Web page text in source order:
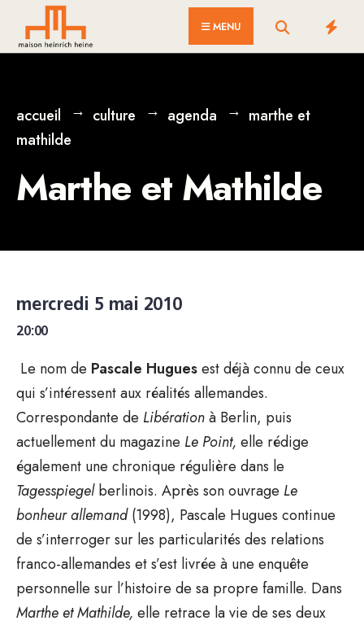
MENU
accueil culture agenda
marthe et
mathilde
Marthe et Mathilde
mercredi 5 mai 2010
20:00
Le nom de Pascale Huguesest déjà connu de ceux
qui s’intéressent aux réalités allemandes.
Correspondante de Libérationà Berlin, puis
actuellement du magazine Le Point, elle rédige
également une chronique régulière dans le
Tagesspiegelberlinois. Après son ouvrage Le
bonheur allemand(1998), Pascale Hugues continue
de s’interroger sur les particularités des relations
franco-allemandes et s’est livrée à une enquête
personnelle sur l’histoire de sa propre famille. Dans
Marthe et Mathilde, elle retrace la vie de ses deux